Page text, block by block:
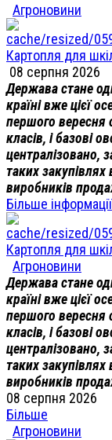
Агроновини
Картопля для
08 серпня 2026
Держава стане
країні вже цієї
першого вересня
класів, і базові
централізовано,
таких
виробників
Більше інформації
Картопля для
Агроновини
Держава стане
країні вже цієї
першого вересня
класів, і базові
централізовано,
таких
виробників
08 серпня 2026
Більше
Агроновини